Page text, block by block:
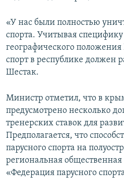
КРЫМ.НЕПОКОРЕННЫЙ
ELIFBE
УКРАИНСКАЯ ПРОБЛЕМА КРЫМА
Все сайты RFE/RL
«У нас были полностью
спорта. Учитывая специфику
географического
спорт в республике должен
Шестак.
Министр отметил, что в
предусмотрено несколько
тренерских ставок для
Предполагается, что
парусного спорта на
региональная
«Федерация парусного